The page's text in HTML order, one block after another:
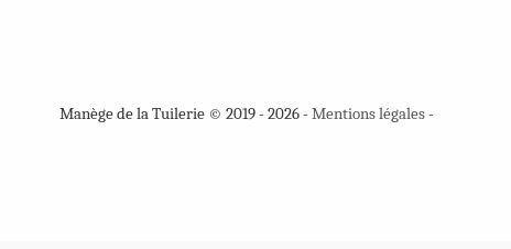
Manège de la Tuilerie © 2019 - 2026 -Mentions légales-